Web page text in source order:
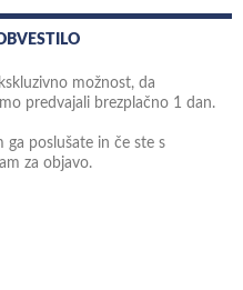
možnost, da
predvajali brezplačno 1 dan.
ga poslušate in če ste s
za objavo.